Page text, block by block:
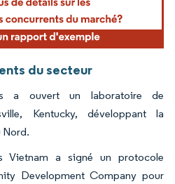
du secteur
a ouvert un laboratoire de
Kentucky, développant la
Nord.
Vietnam a signé un protocole
Development Company pour